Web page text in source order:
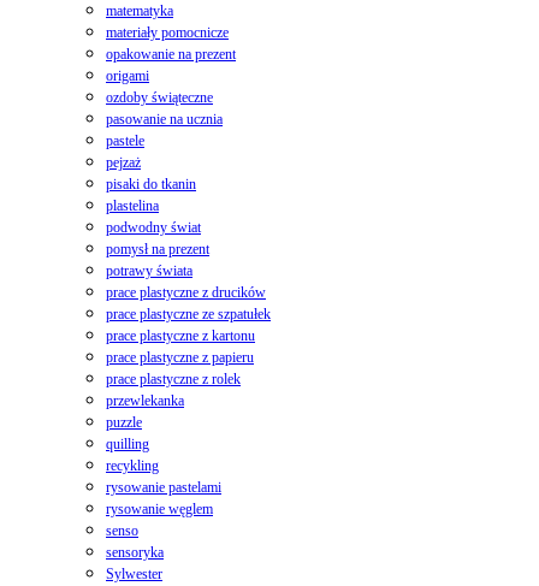
matematyka
materiały pomocnicze
opakowanie na prezent
origami
ozdoby świąteczne
pasowanie na ucznia
pastele
pejzaż
pisaki do tkanin
plastelina
podwodny świat
pomysł na prezent
potrawy świata
prace plastyczne z drucików
prace plastyczne ze szpatułek
prace plastyczne z kartonu
prace plastyczne z papieru
prace plastyczne z rolek
przewlekanka
puzzle
quilling
recykling
rysowanie pastelami
rysowanie węglem
senso
sensoryka
Sylwester